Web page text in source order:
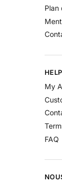
Plan
HELP
My
FAQ